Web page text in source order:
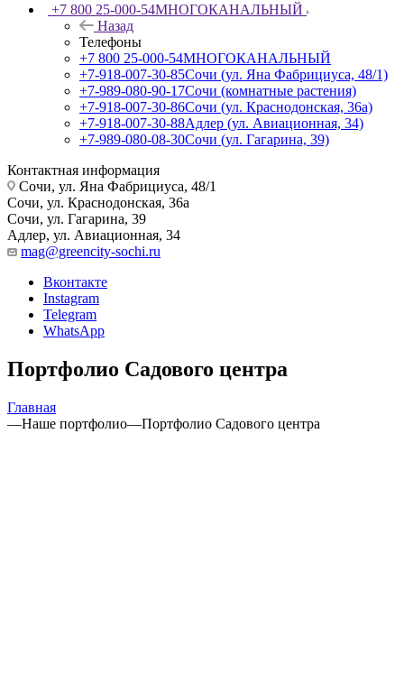
+7 800 25-000-54МНОГОКАНАЛЬНЫЙ
Назад
Телефоны
+7 800 25-000-54МНОГОКАНАЛЬНЫЙ
+7-918-007-30-85Сочи (ул. Яна Фабрициуса, 48/1)
+7-989-080-90-17Сочи (комнатные растения)
+7-918-007-30-86Сочи (ул. Краснодонская, 36а)
+7-918-007-30-88Адлер (ул. Авиационная, 34)
+7-989-080-08-30Сочи (ул. Гагарина, 39)
Контактная информация
Сочи, ул. Яна Фабрициуса, 48/1
Сочи, ул. Краснодонская, 36а
Сочи, ул. Гагарина, 39
Адлер, ул. Авиационная, 34
mag@greencity-sochi.ru
Вконтакте
Instagram
Telegram
WhatsApp
Портфолио Садового центра
Главная
—Наше портфолио—Портфолио Садового центра